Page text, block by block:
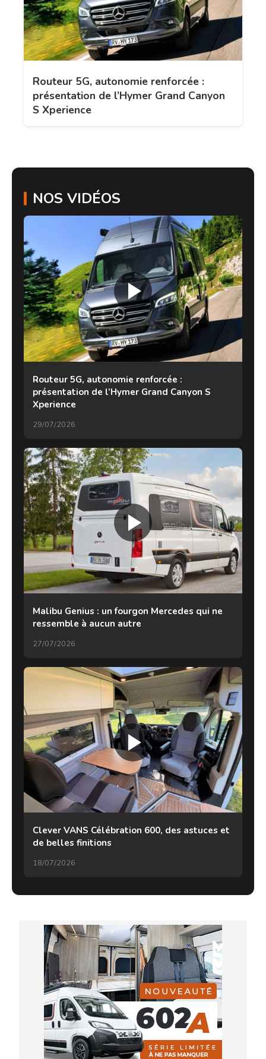
Routeur 5G, autonomie renforcée :
présentation de l’Hymer Grand Canyon
S Xperience
NOS VIDÉOS
Routeur 5G, autonomie renforcée :
présentation de l’Hymer Grand Canyon S
Xperience
29/07/2026
Malibu Genius : un fourgon Mercedes qui ne
ressemble à aucun autre
27/07/2026
Clever VANS Célébration 600, des astuces et
de belles finitions
18/07/2026